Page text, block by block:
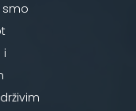
smo
i